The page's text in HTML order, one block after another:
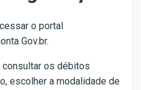
o portal
Gov.br.
os débitos
escolher a modalidade de